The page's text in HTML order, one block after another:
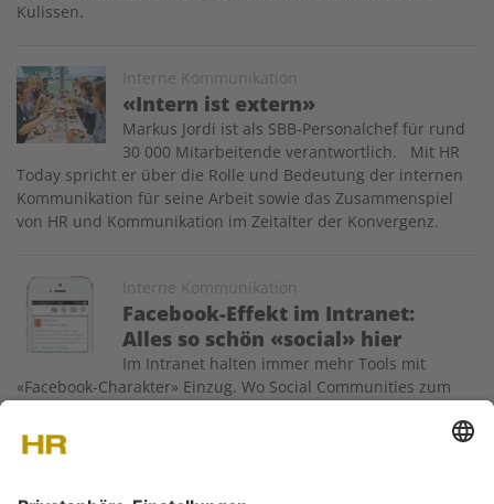
Kulissen.
Interne Kommunikation
«Intern ist extern»
Image
Markus Jordi ist als SBB-Personalchef für rund
30 000 Mitarbeitende verantwortlich. Mit HR
Today spricht er über die Rolle und Bedeutung der internen
Kommunikation für seine Arbeit sowie das Zusammenspiel
von HR und Kommunikation im Zeitalter der Konvergenz.
Interne Kommunikation
Facebook-Effekt im Intranet:
Alles so schön «social» hier
Image
Im Intranet halten immer mehr Tools mit
«Facebook-Charakter» Einzug. Wo Social Communities zum
«Silo-Denken» überwunden. So frohlocken die Fans solcher
Systeme. Doch wurde die Bedeutung für die interne